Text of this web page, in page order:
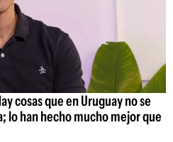
cosas que en Uruguay no se
lo han hecho mucho mejor que